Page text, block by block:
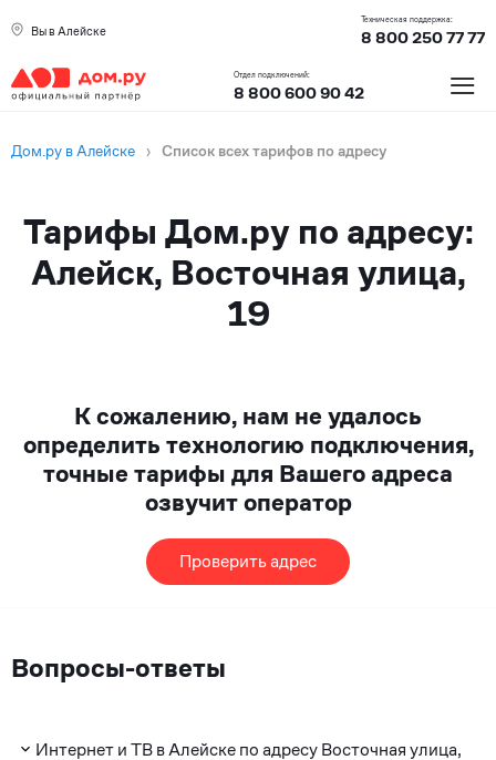
Вы в Алейске
Техническая поддержка:
8 800 250 77 77
Отдел подключений:
8 800 600 90 42 ≡
Дом.ру в Алейске › Список всех тарифов по адресу
Тарифы Дом.ру по адресу:
Алейск, Восточная улица,
19
К сожалению, нам не удалось
определить технологию подключения,
точные тарифы для Вашего адреса
озвучит оператор
Проверить адрес
Вопросы-ответы
Интернет и ТВ в Алейске по адресу Восточная улица,